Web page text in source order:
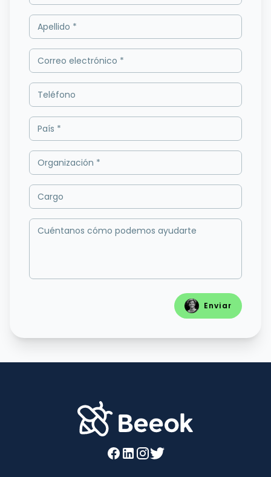
Apellido *
Correo electrónico *
Teléfono
País *
Organización *
Cargo
Cuéntanos cómo podemos ayudarte
Enviar